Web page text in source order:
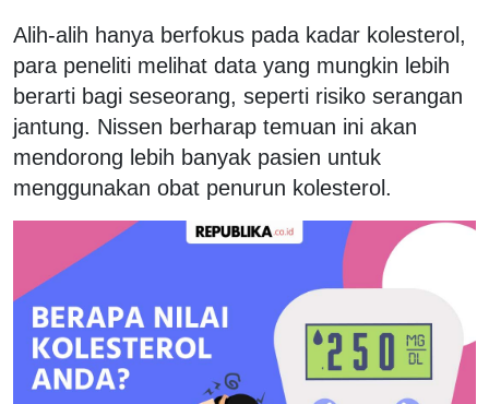
Alih-alih hanya berfokus pada kadar kolesterol,
para peneliti melihat data yang mungkin lebih
berarti bagi seseorang, seperti risiko serangan
jantung. Nissen berharap temuan ini akan
mendorong lebih banyak pasien untuk
menggunakan obat penurun kolesterol.